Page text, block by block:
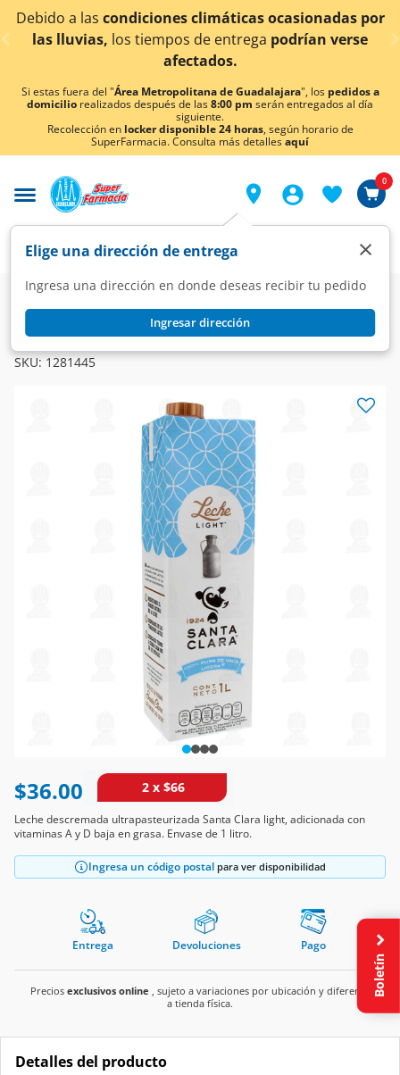
< div class="carousel-inner">
a lascondiciones climáticas ocasionadas por
los tiempos de entregapodrían verse
afectados.
Si estas fuera del "Área Metropolitana de Guadalajara", los pedidos a
domicilio realizados después de las8:00 pm serán entregados al día
siguiente.
Recolección en locker disponible 24 horas, según horario de
SuperFarmacia. Consulta más detallesaquí
Elige una dirección de entrega
Ingresa una dirección en donde deseas recibir tu pedido
Ingresar dirección
×
0
Super Alimentos Lácteos Leche
Leche Santa Clara Light, 1 l.
SKU: 1281445
$36.00 2 x $66
Leche descremada ultrapasteurizada Santa Clara light, adicionada con
vitaminas A y D baja en grasa. Envase de 1 litro.
Ingresa un código postal para ver disponibilidad
Entrega Devoluciones Pago
Precios exclusivos online , sujeto a variaciones por ubicación y diferente
a tienda física.
Detalles del producto
Boletín